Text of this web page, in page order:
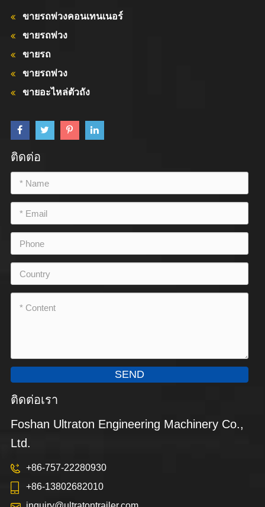
ขายรถพ่วงคอนเทนเนอร์
ขายรถพ่วง
ขายรถ
ขายรถพ่วง
ขายอะไหล่ตัวถัง
ติดต่อ
SEND
ติดต่อเรา
Foshan Ultraton Engineering Machinery Co.,
Ltd.
+86-757-22280930
+86-13802682010